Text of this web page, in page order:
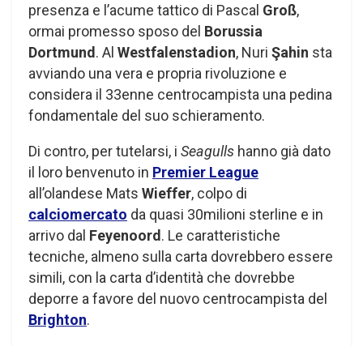
presenza e l’acume tattico di Pascal Groß,
ormai promesso sposo del Borussia
Dortmund . Al Westfalenstadion, Nuri Şahin sta
avviando una vera e propria rivoluzione e
considera il 33enne centrocampista una pedina
fondamentale del suo schieramento.
Di contro, per tutelarsi, i Seagulls hanno già dato
il loro benvenuto in Premier League
all’olandese Mats Wieffer, colpo di
calciomercato da quasi 30milioni sterline e in
arrivo dal Feyenoord . Le caratteristiche
tecniche, almeno sulla carta dovrebbero essere
simili, con la carta d’identità che dovrebbe
deporre a favore del nuovo centrocampista del
Brighton.